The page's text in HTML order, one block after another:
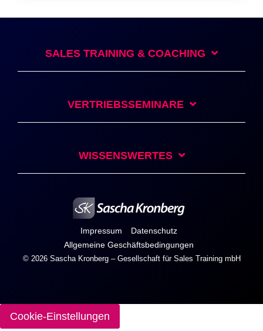
SALES TRAINING & COACHING
VERTRIEBSSEMINARE
WISSENSWERTES
Impressum
Datenschutz
Allgemeine Geschäftsbedingungen
© 2026 Sascha Kronberg – Gesellschaft für Sales Training mbH
Cookie-Einstellungen